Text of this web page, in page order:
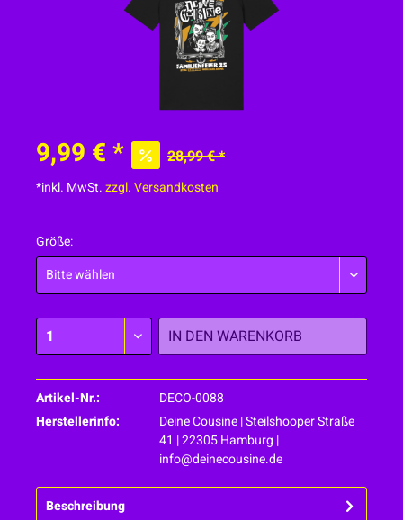
9,99 € * 28,99 € *
*inkl. MwSt.zzgl. Versandkosten
Größe:
IN DEN WARENKORB
Artikel-Nr.:
DECO-0088
Herstellerinfo:
Deine Cousine | Steilshooper Straße
41 | 22305 Hamburg |
info@deinecousine.de
Beschreibung